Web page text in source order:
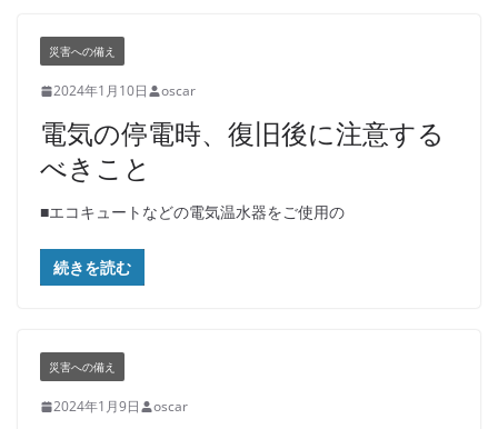
災害への備え
2024年1月10日 oscar
電気の停電時、復旧後に注意する
べきこと
■エコキュートなどの電気温水器をご使用の
続きを読む
災害への備え
2024年1月9日 oscar